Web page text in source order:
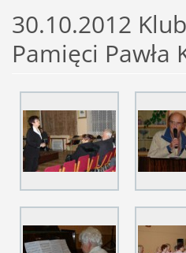
30.10.2012
Pamięci Pawła